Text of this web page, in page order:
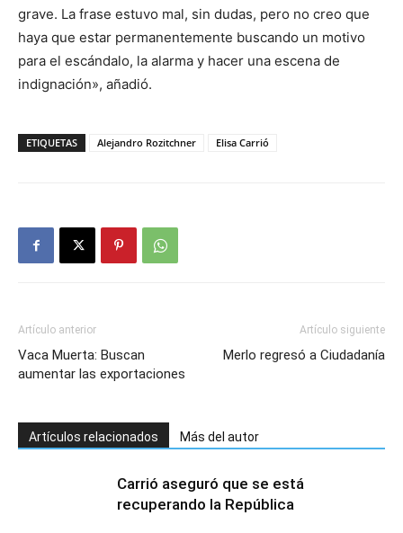
grave. La frase estuvo mal, sin dudas, pero no creo que
haya que estar permanentemente buscando un motivo
para el escándalo, la alarma y hacer una escena de
indignación», añadió.
ETIQUETAS Alejandro Rozitchner Elisa Carrió
Artículo anterior
Vaca Muerta: Buscan
aumentar las exportaciones
Artículo siguiente
Merlo regresó a Ciudadanía
Artículos relacionados Más del autor
Carrió aseguró que se está
recuperando la República